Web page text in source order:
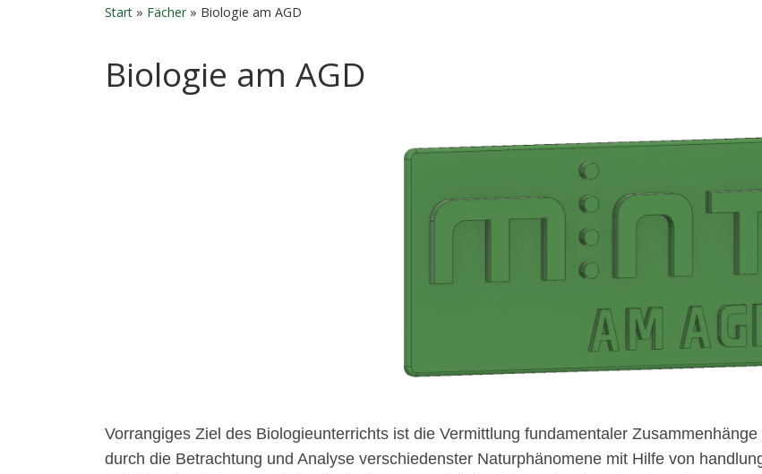
Start » Fächer » Biologie am AGD
Biologie am AGD
Vorrangiges Ziel des Biologieunterrichts ist die Vermittlung fundamentaler
durch die Betrachtung und Analyse verschiedenster Naturphänomene mit Hilfe von